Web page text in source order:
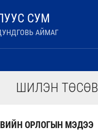
СУМ
АЙМАГ
ШИЛЭН ТӨСӨВ
ОРЛОГЫН МЭДЭЭ